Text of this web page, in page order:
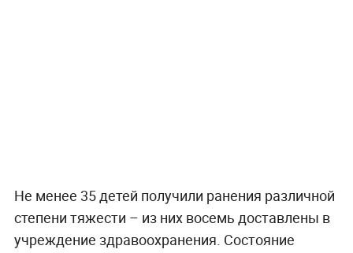
Не менее 35 детей получили ранения различной
степени тяжести – из них восемь доставлены в
учреждение здравоохранения. Состояние